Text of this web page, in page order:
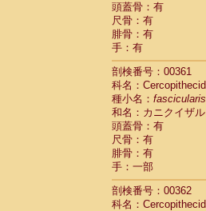
頭蓋骨：有
尺骨：有
腓骨：有
手：有
剖検番号：00361
科名：
種小名： fascicularis
和名：カニクイザル
頭蓋骨：有
尺骨：有
腓骨：有
手：一部
剖検番号：00362
科名：